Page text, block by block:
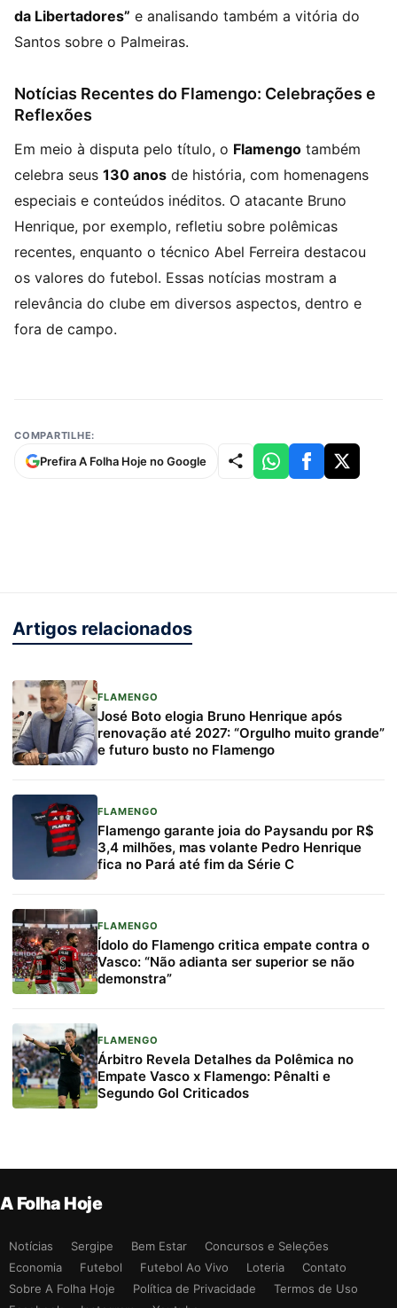
da Libertadores” e analisando também a vitória do
Santos sobre o Palmeiras.
Notícias Recentes do Flamengo: Celebrações e
Reflexões
Em meio à disputa pelo título, o Flamengo também
celebra seus 130 anos de história, com homenagens
especiais e conteúdos inéditos. O atacante Bruno
Henrique, por exemplo, refletiu sobre polêmicas
recentes, enquanto o técnico Abel Ferreira destacou
os valores do futebol. Essas notícias mostram a
relevância do clube em diversos aspectos, dentro e
fora de campo.
COMPARTILHE:
Prefira A Folha Hoje no Google
Artigos relacionados
FLAMENGO
José Boto elogia Bruno Henrique após
renovação até 2027: “Orgulho muito grande”
e futuro busto no Flamengo
FLAMENGO
Flamengo garante joia do Paysandu por R$
3,4 milhões, mas volante Pedro Henrique
fica no Pará até fim da Série C
FLAMENGO
Ídolo do Flamengo critica empate contra o
Vasco: “Não adianta ser superior se não
demonstra”
FLAMENGO
Árbitro Revela Detalhes da Polêmica no
Empate Vasco x Flamengo: Pênalti e
Segundo Gol Criticados
A Folha Hoje
Notícias Sergipe Bem Estar
Concursos e Seleções
Economia
Futebol Futebol Ao Vivo Loteria
Contato
Sobre A Folha Hoje
Política de Privacidade
Termos de Uso